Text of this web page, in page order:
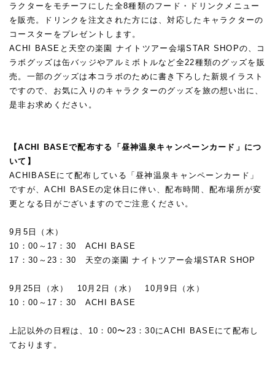
ラクターをモチーフにした全8種類のフード・ドリンクメニュー
を販売。ドリンクを注文された方には、対応したキャラクターの
コースターをプレゼントします。
ACHI BASEと天空の楽園 ナイトツアー会場STAR SHOPの、コ
ラボグッズは缶バッジやアルミボトルなど全22種類のグッズを販
売。一部のグッズは本コラボのために書き下ろした新規イラスト
ですので、お気に入りのキャラクターのグッズを旅の想い出に、
是非お求めください。
【ACHI BASEで配布する「昼神温泉キャンペーンカード」につ
いて】
ACHIBASEにて配布している「昼神温泉キャンペーンカード」
ですが、ACHI BASEの定休日に伴い、配布時間、配布場所が変
更となる日がございますのでご注意ください。
9月5日（木）
10：00～17：30 ACHI BASE
17：30～23：30 天空の楽園 ナイトツアー会場STAR SHOP
9月25日（水） 10月2日（水） 10月9日（水）
10：00～17：30 ACHI BASE
上記以外の日程は、10：00〜23：30にACHI BASEにて配布し
ております。